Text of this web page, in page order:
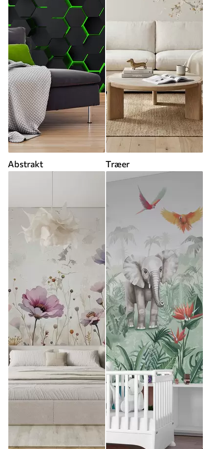
Abstrakt Træer